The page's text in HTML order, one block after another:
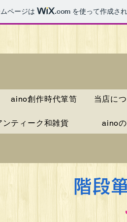
ページは .comを使って作成さ
aino創作時代箪笥 当店に
ティーク和雑貨 aino
階段